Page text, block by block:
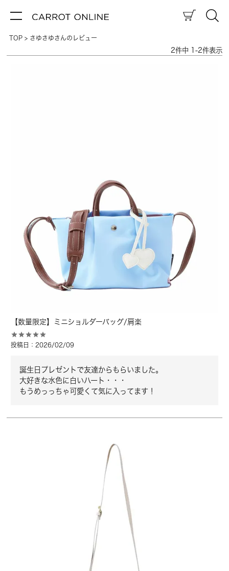
TOP さゆさゆさんのレビュー
2件中 -2件表示
【数量限定】ミニショルダーバッグ/肩楽
投稿日 2026/02/09
誕生日プレゼントで友達からもらいました。
大好きな水色に白いハート・・・
もうめっっちゃ可愛くて気に入ってます！